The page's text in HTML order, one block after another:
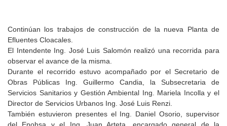
Continúan los trabajos de construcción de la nueva Planta de
Efluentes Cloacales.
El Intendente Ing. José Luis Salomón realizó una recorrida para
observar el avance de la misma.
Durante el recorrido estuvo acompañado por el Secretario de
Obras Públicas Ing. Guillermo Candia, la Subsecretaria de
Servicios Sanitarios y Gestión Ambiental Ing. Mariela Incolla y el
Director de Servicios Urbanos Ing. José Luis Renzi.
También estuvieron presentes el Ing. Daniel Osorio, supervisor